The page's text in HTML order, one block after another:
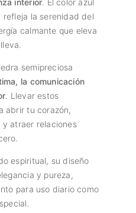
refleja la serenidad del
calmante que eleva
semipreciosa
la comunicación
. Llevar estos
abrir tu corazón,
atraer relaciones
espiritual, su diseño
y pureza,
para uso diario como